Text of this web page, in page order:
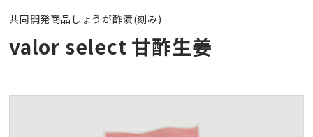
共同開発商品 しょうが酢漬(刻み)
valor select 甘酢生姜